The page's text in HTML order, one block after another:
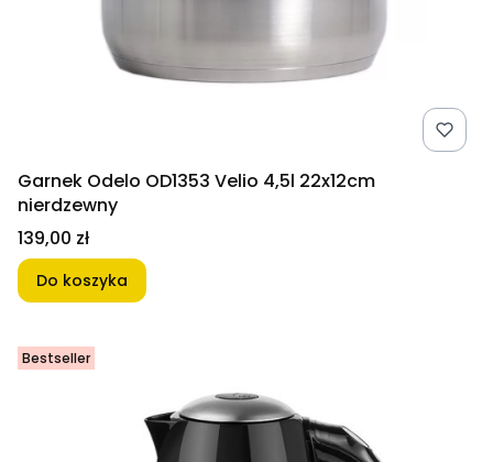
Garnek Odelo OD1353 Velio 4,5l 22x12cm
nierdzewny
Cena
139,00 zł
Do koszyka
Bestseller